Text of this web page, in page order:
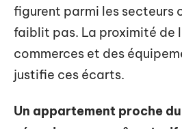
figurent parmi les secteurs
faiblit pas. La proximité de
commerces et des
justifie ces écarts.
Un appartement proche